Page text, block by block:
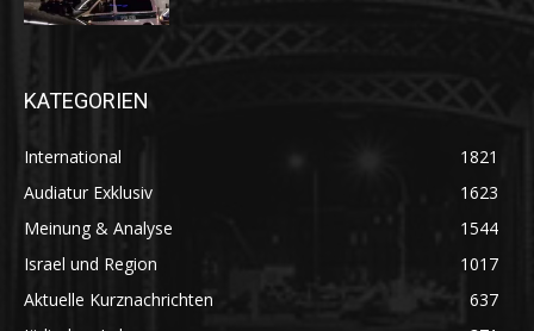
KATEGORIEN
International
1821
Audiatur Exklusiv
1623
Meinung & Analyse
1544
Israel und Region
1017
Aktuelle Kurznachrichten
637